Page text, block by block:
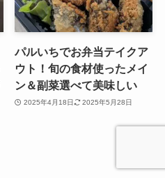
パルいちでお弁当テイクア
ウト！旬の食材使ったメイ
ン＆副菜選べて美味しい
2025年4月18日 2025年5月28日